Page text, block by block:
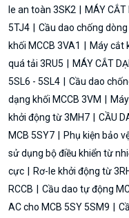
le an toàn 3SK2
MÁY CẮT
5TJ4
Cầu dao chống dòng
khối MCCB 3VA1
Máy cắt
quá tải 3RU5
MÁY CẮT
5SL6 - 5SL4
Cầu dao
dạng khối MCCB 3VM
khởi động từ 3MH7
CẦU
MCB 5SY7
Phụ kiện bảo
sử dụng bộ điều khiển từ
cực
Rơ-le khởi động từ
RCCB
Cầu dao tự động
AC cho MCB 5SY 5SM9